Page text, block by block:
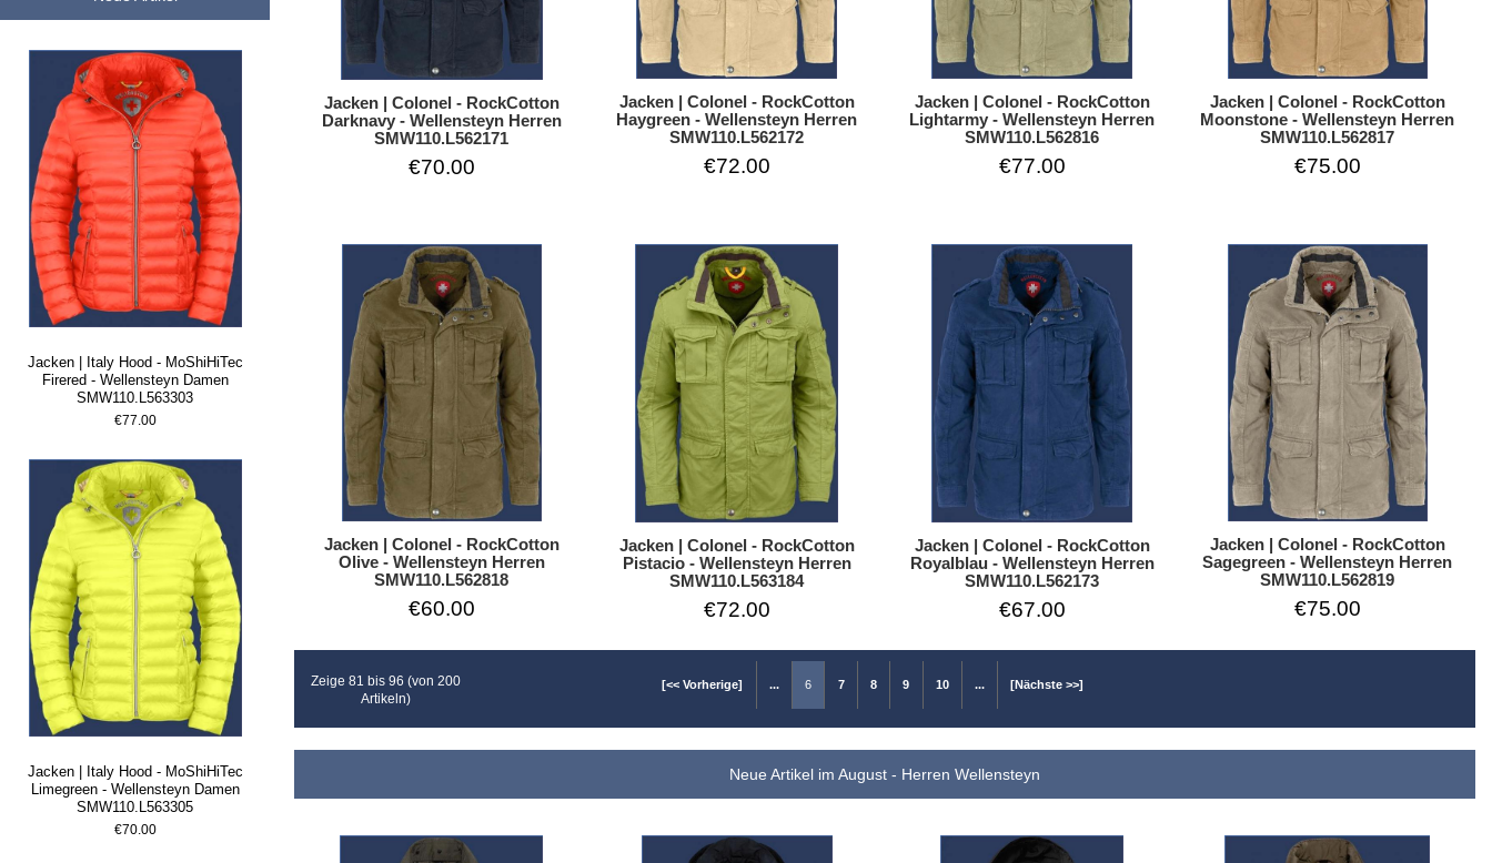
Jacken | Italy Hood - MoShiHiTec
Firered - Wellensteyn Damen
SMW110.L563303
€77.00
Jacken | Italy Hood - MoShiHiTec
Limegreen - Wellensteyn Damen
SMW110.L563305
€70.00
Jacken | Colonel - RockCotton
Darknavy - Wellensteyn Herren
SMW110.L562171
€70.00
Jacken | Colonel - RockCotton
Haygreen - Wellensteyn Herren
SMW110.L562172
€72.00
Jacken | Colonel - RockCotton
Lightarmy - Wellensteyn Herren
SMW110.L562816
€77.00
Jacken | Colonel - RockCotton
Moonstone - Wellensteyn Herren
SMW110.L562817
€75.00
Jacken | Colonel - RockCotton
Olive - Wellensteyn Herren
SMW110.L562818
€60.00
Jacken | Colonel - RockCotton
Pistacio - Wellensteyn Herren
SMW110.L563184
€72.00
Jacken | Colonel - RockCotton
Royalblau - Wellensteyn Herren
SMW110.L562173
€67.00
Jacken | Colonel - RockCotton
Sagegreen - Wellensteyn Herren
SMW110.L562819
€75.00
[<< Vorherige] ... 6 7 8 9 10 ... [Nächste >>]
Zeige 81 bis 96 (von 200
Artikeln)
Neue Artikel im August - Herren Wellensteyn